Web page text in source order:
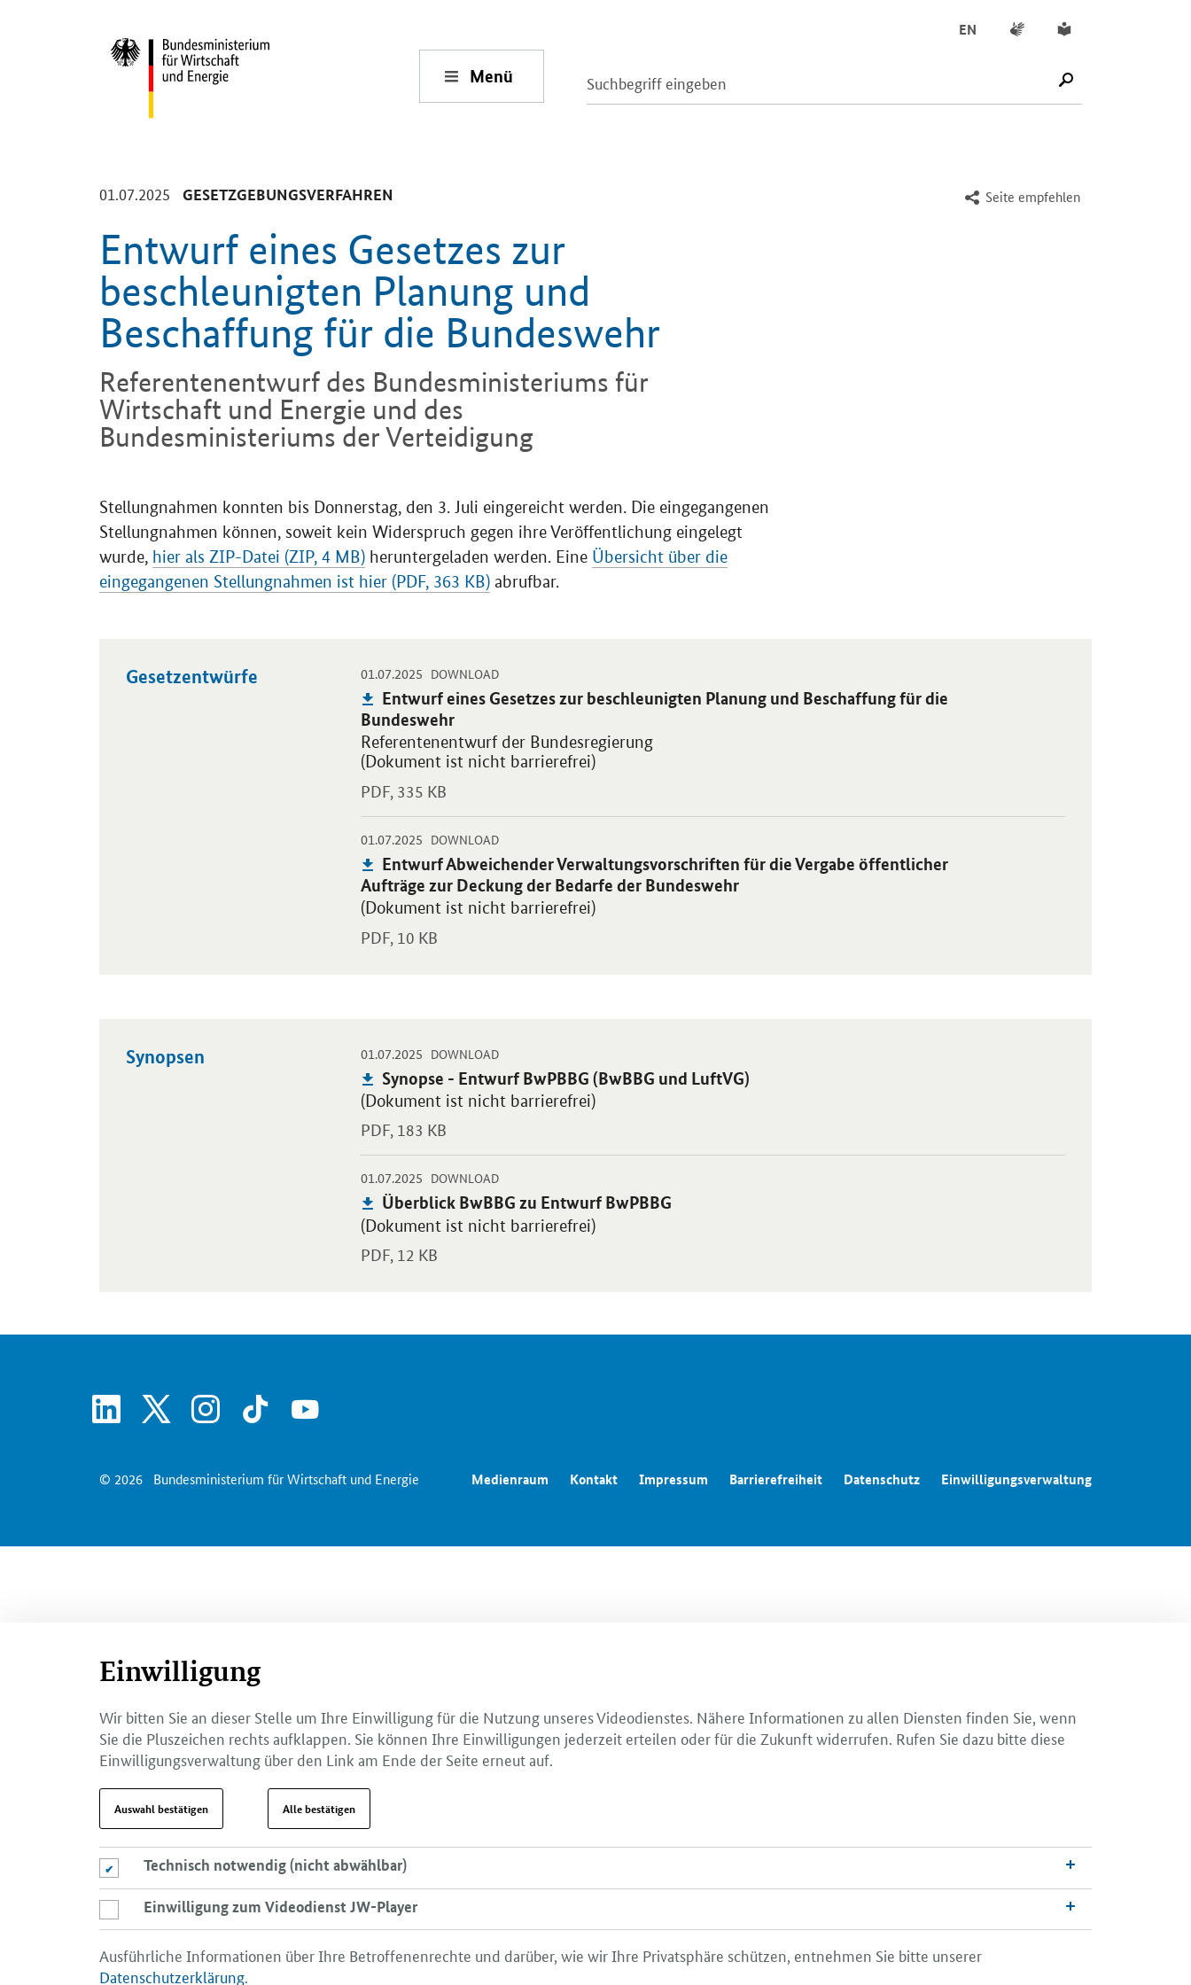
Menü SUCHE STARTEN
EN Gebärdensprache
Leichte Sprache
Seite empfehlen
01.07.2025 -
GESETZGEBUNGSVERFAHREN
Entwurf eines Gesetzes zur
beschleunigten Planung und
Beschaffung für die Bundeswehr
Referentenentwurf des Bundesministeriums für
Wirtschaft und Energie und des
Bundesministeriums der Verteidigung
Stellungnahmen konnten bis Donnerstag, den 3. Juli eingereicht werden. Die eingegangenen
Stellungnahmen können, soweit kein Widerspruch gegen ihre Veröffentlichung eingelegt
wurde, hier als ZIP-Datei (ZIP, 4 MB) heruntergeladen werden. Eine Übersicht über die
eingegangenen Stellungnahmen ist hier (PDF, 363 KB) abrufbar.
Gesetzentwürfe 01.07.2025 -DOWNLOAD-
Publikation:
Entwurf eines Gesetzes zur beschleunigten Planung und Beschaffung für die
Bundeswehr
Referentenentwurf der Bundesregierung
(Dokument ist nicht barrierefrei)
PDF, 335 KB
Öffnet PDF "Entwurf eines Gesetzes zur beschleunigten Planung und Beschaffung für die Bundeswehr" in neuem Fenster.
01.07.2025 -DOWNLOAD-
Publikation:
Entwurf Abweichender Verwaltungsvorschriften für die Vergabe öffentlicher
Aufträge zur Deckung der Bedarfe der Bundeswehr
(Dokument ist nicht barrierefrei)
PDF, 10 KB
Öffnet PDF "Entwurf Abweichender Verwaltungsvorschriften für die Vergabe öffentlicher Aufträge zur Deckung der Bedarfe der Bundeswehr" in
Synopsen 01.07.2025 -DOWNLOAD-
Publikation:
Synopse - Entwurf BwPBBG (BwBBG und LuftVG)
(Dokument ist nicht barrierefrei)
PDF, 183 KB
Öffnet PDF "Synopse - Entwurf BwPBBG (BwBBG und LuftVG)" in neuem Fenster.
01.07.2025 -DOWNLOAD-
Publikation:
Überblick BwBBG zu Entwurf BwPBBG
(Dokument ist nicht barrierefrei)
PDF, 12 KB
Öffnet PDF "Überblick BwBBG zu Entwurf BwPBBG" in neuem Fenster.
linkedin instagram tiktok youtube
© 2026 Bundesministerium für Wirtschaft und Energie Medienraum Kontakt Impressum Barrierefreiheit Datenschutz Einwilligungsverwaltung
Einwilligung
Wir bitten Sie an dieser Stelle um Ihre Einwilligung für die Nutzung unseres Videodienstes. Nähere Informationen zu allen Diensten finden Sie, wenn
Sie die Pluszeichen rechts aufklappen. Sie können Ihre Einwilligungen jederzeit erteilen oder für die Zukunft widerrufen. Rufen Sie dazu bitte diese
Einwilligungsverwaltung über den Link am Ende der Seite erneut auf.
Auswahl bestätigen Alle bestätigen
Technisch notwendig (nicht abwählbar)
Technisch notwendig (nicht abwählbar)
Einwilligung zum Videodienst JW-Player
Einwilligung zum Videodienst JW-Player
Ausführliche Informationen über Ihre Betroffenenrechte und darüber, wie wir Ihre Privatsphäre schützen, entnehmen Sie bitte unserer
Datenschutzerklärung.